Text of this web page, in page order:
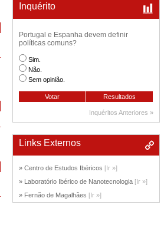
Inquérito
Portugal e Espanha devem definir
políticas comuns?
Sim.
Não.
Sem opinião.
Inquéritos Anteriores »
Links Externos
» Centro de Estudos Ibéricos [Ir »]
» Laboratório Ibérico de Nanotecnologia [Ir »]
» Fernão de Magalhães [Ir »]